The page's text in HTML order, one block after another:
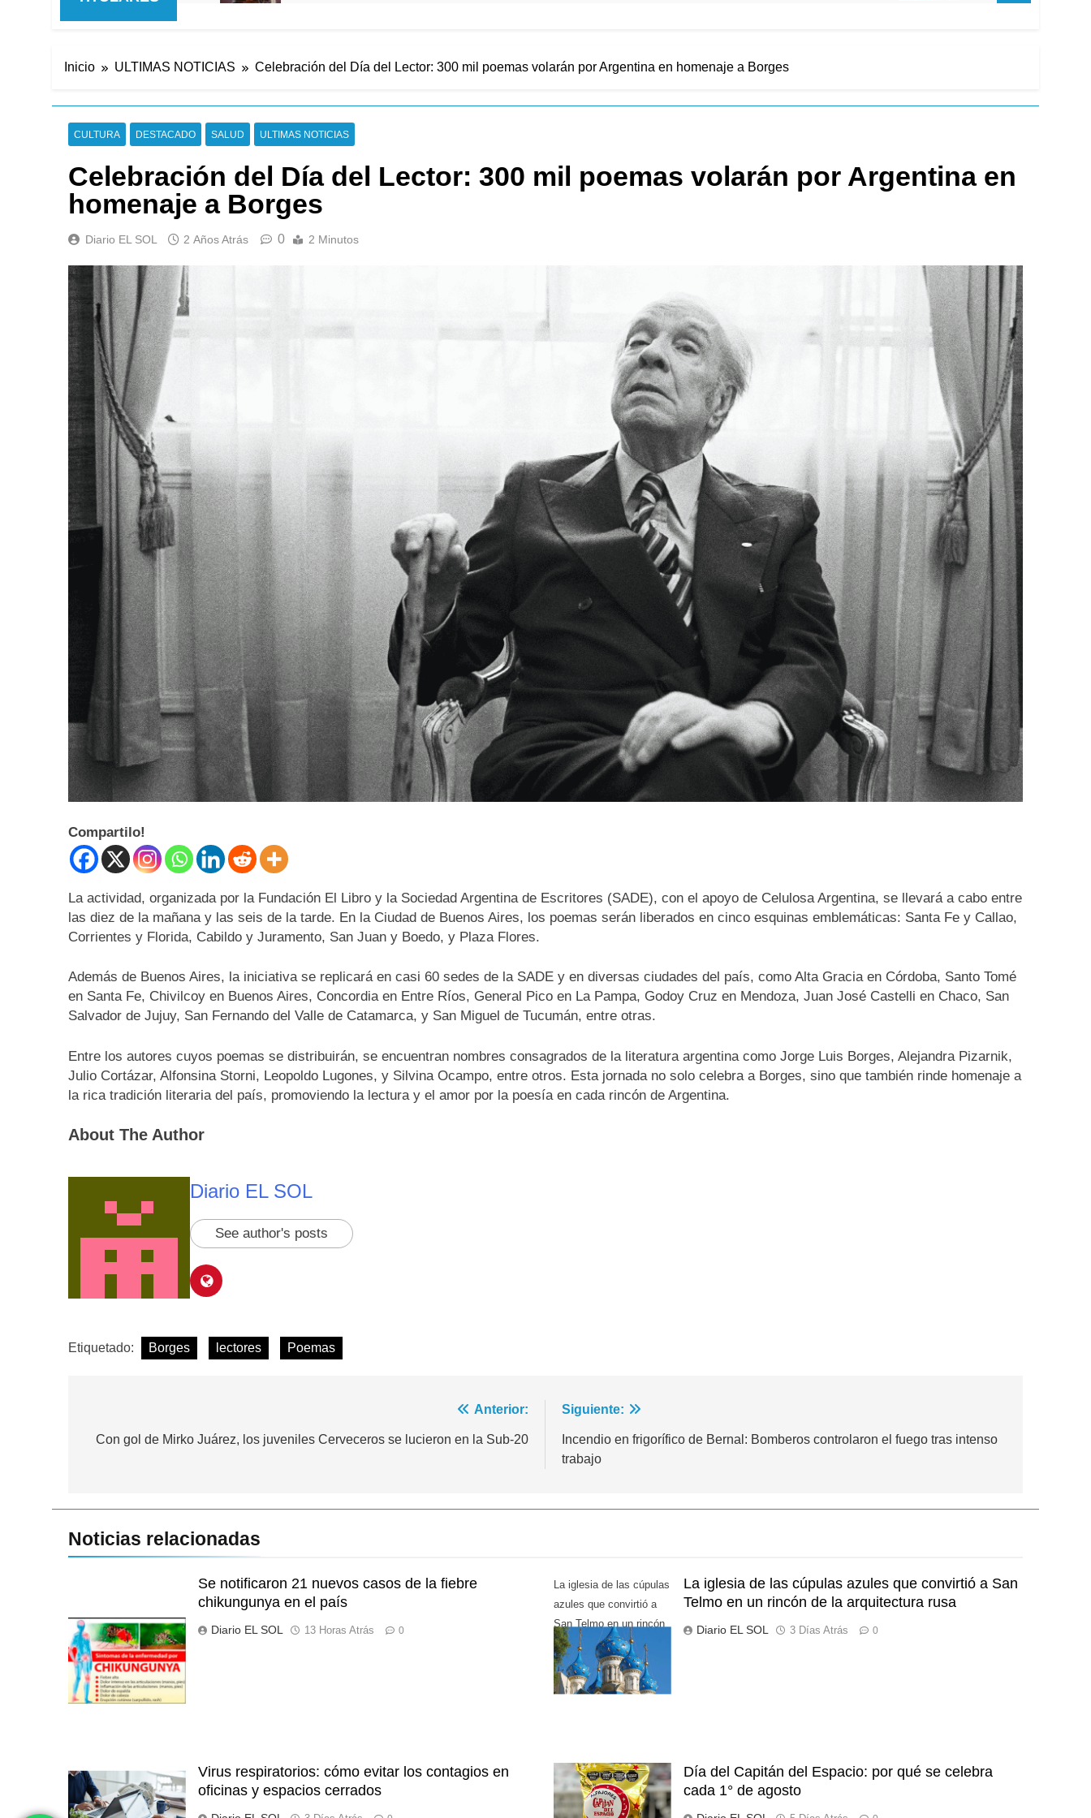
Inicio ULTIMAS NOTICIAS Celebración del Día del Lector: 300 mil poemas volarán por Argentina en homenaje a Borges
CULTURA DESTACADO SALUD ULTIMAS NOTICIAS
Celebración del Día del Lector: 300 mil poemas volarán por Argentina en
homenaje a Borges
Diario EL SOL 2 Años Atrás 0 2 Minutos
Compartilo!
La actividad, organizada por la Fundación El Libro y la Sociedad Argentina de Escritores (SADE), con el apoyo de Celulosa Argentina, se llevará a cabo entre
las diez de la mañana y las seis de la tarde. En la Ciudad de Buenos Aires, los poemas serán liberados en cinco esquinas emblemáticas: Santa Fe y Callao,
Corrientes y Florida, Cabildo y Juramento, San Juan y Boedo, y Plaza Flores.
Además de Buenos Aires, la iniciativa se replicará en casi 60 sedes de la SADE y en diversas ciudades del país, como Alta Gracia en Córdoba, Santo Tomé
en Santa Fe, Chivilcoy en Buenos Aires, Concordia en Entre Ríos, General Pico en La Pampa, Godoy Cruz en Mendoza, Juan José Castelli en Chaco, San
Salvador de Jujuy, San Fernando del Valle de Catamarca, y San Miguel de Tucumán, entre otras.
Entre los autores cuyos poemas se distribuirán, se encuentran nombres consagrados de la literatura argentina como Jorge Luis Borges, Alejandra Pizarnik,
Julio Cortázar, Alfonsina Storni, Leopoldo Lugones, y Silvina Ocampo, entre otros. Esta jornada no solo celebra a Borges, sino que también rinde homenaje a
la rica tradición literaria del país, promoviendo la lectura y el amor por la poesía en cada rincón de Argentina.
About The Author
Diario EL SOL
See author's posts
Etiquetado: Borges lectores Poemas
de
Anterior:
Con gol de Mirko Juárez, los juveniles Cerveceros se lucieron en la Sub-20
Siguiente:
Incendio en frigorífico de Bernal: Bomberos controlaron el fuego tras intenso
trabajo
Noticias relacionadas
Se notificaron 21 nuevos casos de la fiebre
chikungunya en el país
Diario EL SOL 13 Horas Atrás 0
La iglesia de las cúpulas
azules que convirtió a
San Telmo en un rincón
de la arquitectura rusa
La iglesia de las cúpulas azules que convirtió a San
Telmo en un rincón de la arquitectura rusa
Diario EL SOL 3 Días Atrás 0
Virus respiratorios: cómo evitar los contagios en
oficinas y espacios cerrados
Día del Capitán del Espacio: por qué se celebra
cada 1° de agosto